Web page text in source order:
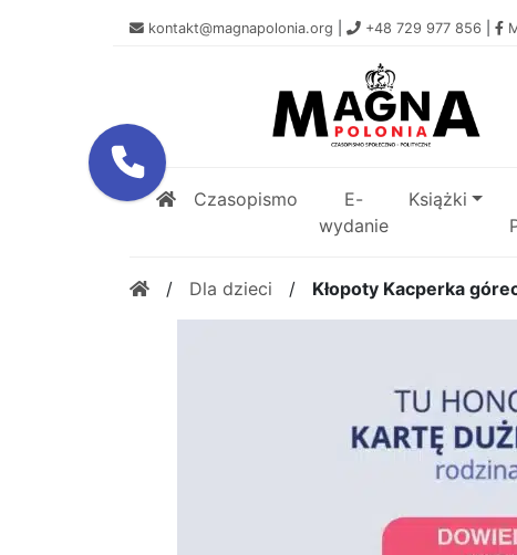
kontakt@magnapolonia.org +48 729 977 856
Czasopismo
E-
wydanie
Książki
/ Dla dzieci / Kłopoty Kacperka